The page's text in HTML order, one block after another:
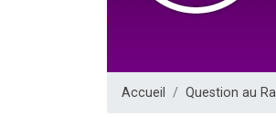
Accueil Question au